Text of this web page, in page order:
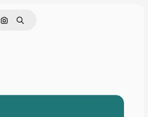
Cerca per immagine
Ricerca